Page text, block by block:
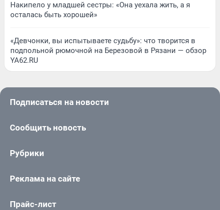
Накипело у младшей сестры: «Она уехала жить, а я
осталась быть хорошей»
«Девчонки, вы испытываете судьбу»: что творится в
подпольной рюмочной на Березовой в Рязани — обзор
YA62.RU
Подписаться на новости
Сообщить новость
Рубрики
Реклама на сайте
Прайс-лист